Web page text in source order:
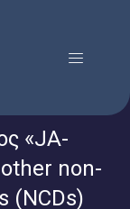
Menu
«JA-
non-
(NCDs)